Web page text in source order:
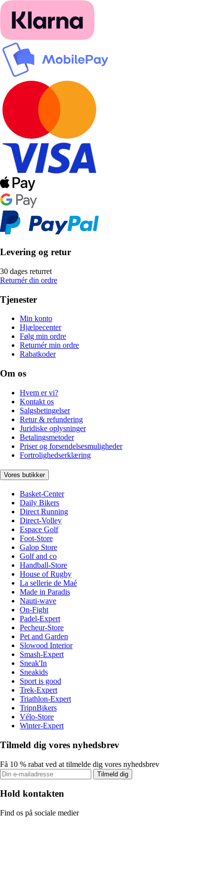
Levering og retur
30 dages returret
Returnér din ordre
Tjenester
Min konto
Hjælpecenter
Følg min ordre
Returnér min ordre
Rabatkoder
Om os
Hvem er vi?
Kontakt os
Salgsbetingelser
Retur & refundering
Juridiske oplysninger
Betalingsmetoder
Priser og forsendelsesmuligheder
Fortrolighedserklæring
Vores butikker
Basket-Center
Daily Bikers
Direct Running
Direct-Volley
Espace Golf
Foot-Store
Galop Store
Golf and co
Handball-Store
House of Rugby
La sellerie de Maé
Made in Paradis
Nauti-wave
On-Fight
Padel-Expert
Pecheur-Store
Pet and Garden
Slowood Interior
Smash-Expert
Sneak'In
Sneakids
Sport is good
Trek-Expert
Triathlon-Expert
TripnBikers
Vélo-Store
Winter-Expert
Tilmeld dig vores nyhedsbrev
Få 10 % rabat ved at tilmelde dig vores nyhedsbrev
Tilmeld dig
Hold kontakten
Find os på sociale medier